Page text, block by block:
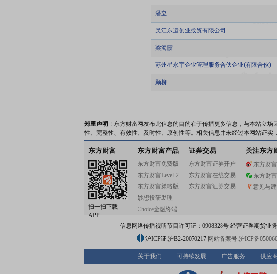
潘立
吴江东运创业投资有限公司
梁海霞
苏州星永宇企业管理服务合伙企业(有限合伙)
顾柳
郑重声明： 东方财富网发布此信息的目的在于传播更多信息，与本站立
性、完整性、有效性、及时性、原创性等。相关信息并未经过本网站证实
东方财富
扫一扫下载
APP
东方财富产品
东方财富免费版
东方财富Level-2
东方财富策略版
妙想投研助理
Choice金融终端
证券交易
东方财富证券开户
东方财富在线交易
东方财富证券交易
关注东方
东方财
东方财
意见与
信息网络传播视听节目许可证：0908328号 经营证券期货业
沪ICP证:沪B2-20070217 网站备案号:沪ICP备
关于我们 可持续发展 广告服务 供应